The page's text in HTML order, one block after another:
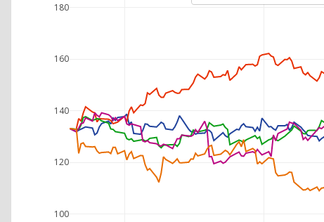
100
120
140
160
180